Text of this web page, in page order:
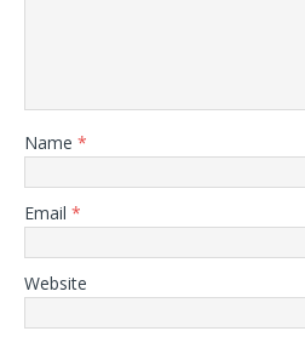
Name *
Email *
Website